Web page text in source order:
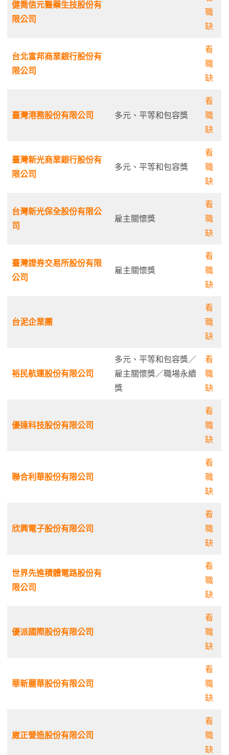
健喬信元醫藥生技股份有
限公司
職
缺
台北富邦商業銀行股份有
限公司
看
職
缺
臺灣港務股份有限公司 多元、平等和包容獎
看
職
缺
臺灣新光商業銀行股份有
限公司
多元、平等和包容獎
看
職
缺
台灣新光保全股份有限公
司
雇主關懷獎
看
職
缺
臺灣證券交易所股份有限
公司
雇主關懷獎
看
職
缺
台泥企業團
看
職
缺
裕民航運股份有限公司
多元、平等和包容獎／
雇主關懷獎／職場永續
獎
看
職
缺
優達科技股份有限公司
看
職
缺
聯合利華股份有限公司
看
職
缺
欣興電子股份有限公司
看
職
缺
世界先進積體電路股份有
限公司
看
職
缺
優派國際股份有限公司
看
職
缺
華新麗華股份有限公司
看
職
缺
崴正營造股份有限公司
看
職
缺